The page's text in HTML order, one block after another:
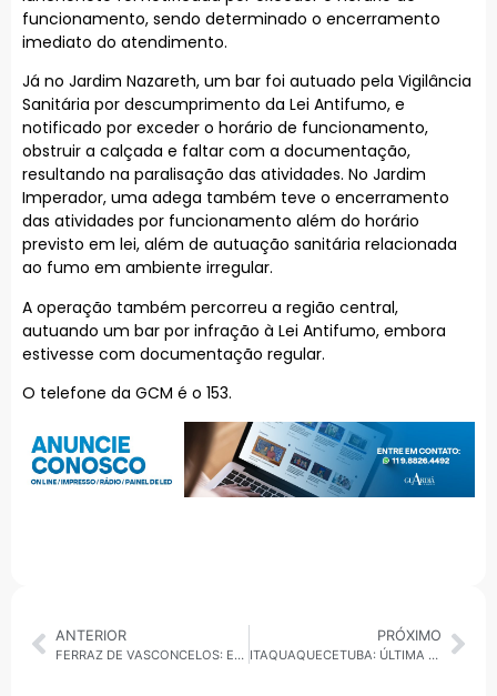
funcionamento, sendo determinado o encerramento
imediato do atendimento.
Já no Jardim Nazareth, um bar foi autuado pela Vigilância
Sanitária por descumprimento da Lei Antifumo, e
notificado por exceder o horário de funcionamento,
obstruir a calçada e faltar com a documentação,
resultando na paralisação das atividades. No Jardim
Imperador, uma adega também teve o encerramento
das atividades por funcionamento além do horário
previsto em lei, além de autuação sanitária relacionada
ao fumo em ambiente irregular.
A operação também percorreu a região central,
autuando um bar por infração à Lei Antifumo, embora
estivesse com documentação regular.
O telefone da GCM é o 153.
ANTERIOR
FERRAZ DE VASCONCELOS: EX-PREFEITO ACIR FILLÓ DIZ QUE VAI PARTICIPAR DA CENA POLÍTICA NESTE ANO
PRÓXIMO
ITAQUAQUECETUBA: ÚLTIMA SEMANA DE JANEIRO TEM SELEÇÃO COM VAGAS DE EMPREGO NA CIDADE